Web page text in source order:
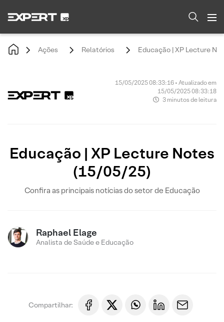
Ações Relatórios Educação | XP Lecture
15/05/2025 08:33:16 • Atualizado em
15/05/2025 08:33:18
3 minutos de leitura
Educação | XP Lecture Notes
(15/05/25)
Confira as principais notícias do setor de Educação
Raphael Elage
Analista de Saúde e Educação
Compartilhar: